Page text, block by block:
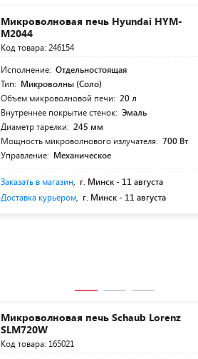
Микроволновая печь Hyundai HYM-
M2044
Код товара: 246154
Исполнение: Отдельностоящая
Тип: Микроволны (Соло)
Объем микроволновой печи: 20 л
Внутреннее покрытие стенок: Эмаль
Диаметр тарелки: 245 мм
Мощность микроволнового излучателя: 700 Вт
Управление: Механическое
Заказать в магазин г. Минск - 11 августа
Доставка курьером г. Минск - 11 августа
Микроволновая печь Schaub Lorenz
SLM720W
Код товара: 165021